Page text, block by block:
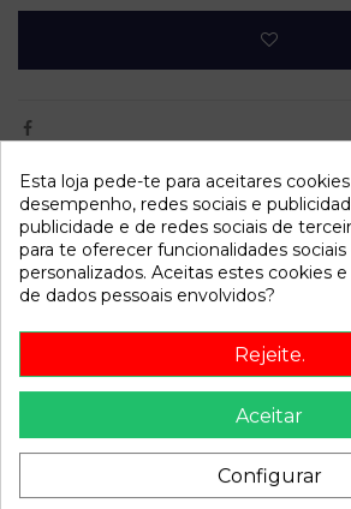
Dados do produto
mpn
Año fabricación
1996
Código motor
Bastidor
Verde
Combustible
Diesel
Versión
1.9 D S |
Esta loja pede-te para aceitares
desempenho, redes sociais e
publicidade e de redes sociais de
para te oferecer funcionalidades
personalizados. Aceitas estes cookies
de dados pessoais envolvidos?
Rejeite.
Aceitar
Configurar